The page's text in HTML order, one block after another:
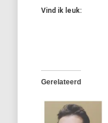
Vind ik leuk:
Gerelateerd